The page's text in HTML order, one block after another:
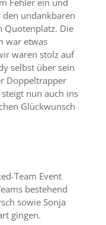
Fehler ein und
undankbaren
Quotenplatz. Die
war etwas
waren stolz auf
selbst über sein
Doppeltrapper
nun auch ins
Glückwunsch
Team Event
bestehend
sowie Sonja
gingen.